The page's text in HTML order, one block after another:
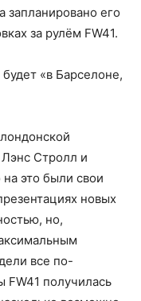
запланировано его
за рулём FW41.
«в Барселоне,
Стролл и
это были свои
новых
но,
все по-
FW41 получилась